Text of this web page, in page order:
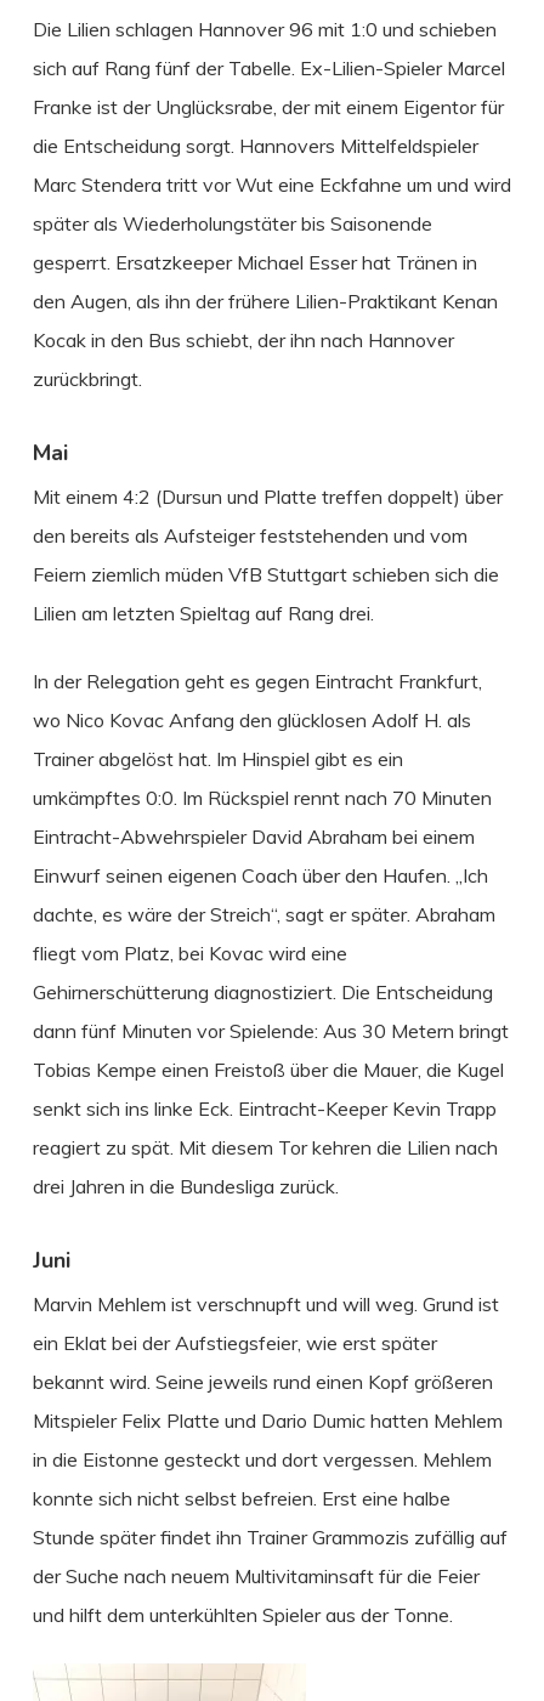
Die Lilien schlagen Hannover 96 mit 1:0 und schieben
sich auf Rang fünf der Tabelle. Ex-Lilien-Spieler Marcel
Franke ist der Unglücksrabe, der mit einem Eigentor für
die Entscheidung sorgt. Hannovers Mittelfeldspieler
Marc Stendera tritt vor Wut eine Eckfahne um und wird
später als Wiederholungstäter bis Saisonende
gesperrt. Ersatzkeeper Michael Esser hat Tränen in
den Augen, als ihn der frühere Lilien-Praktikant Kenan
Kocak in den Bus schiebt, der ihn nach Hannover
zurückbringt.
Mai
Mit einem 4:2 (Dursun und Platte treffen doppelt) über
den bereits als Aufsteiger feststehenden und vom
Feiern ziemlich müden VfB Stuttgart schieben sich die
Lilien am letzten Spieltag auf Rang drei.
In der Relegation geht es gegen Eintracht Frankfurt,
wo Nico Kovac Anfang den glücklosen Adolf H. als
Trainer abgelöst hat. Im Hinspiel gibt es ein
umkämpftes 0:0. Im Rückspiel rennt nach 70 Minuten
Eintracht-Abwehrspieler David Abraham bei einem
Einwurf seinen eigenen Coach über den Haufen. „Ich
dachte, es wäre der Streich“, sagt er später. Abraham
fliegt vom Platz, bei Kovac wird eine
Gehirnerschütterung diagnostiziert. Die Entscheidung
dann fünf Minuten vor Spielende: Aus 30 Metern bringt
Tobias Kempe einen Freistoß über die Mauer, die Kugel
senkt sich ins linke Eck. Eintracht-Keeper Kevin Trapp
reagiert zu spät. Mit diesem Tor kehren die Lilien nach
drei Jahren in die Bundesliga zurück.
Juni
Marvin Mehlem ist verschnupft und will weg. Grund ist
ein Eklat bei der Aufstiegsfeier, wie erst später
bekannt wird. Seine jeweils rund einen Kopf größeren
Mitspieler Felix Platte und Dario Dumic hatten Mehlem
in die Eistonne gesteckt und dort vergessen. Mehlem
konnte sich nicht selbst befreien. Erst eine halbe
Stunde später findet ihn Trainer Grammozis zufällig auf
der Suche nach neuem Multivitaminsaft für die Feier
und hilft dem unterkühlten Spieler aus der Tonne.